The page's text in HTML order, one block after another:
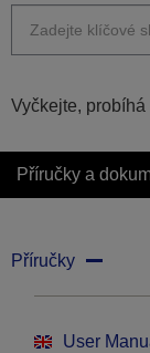
Vyčkejte,
Příručky a
Příručky
User